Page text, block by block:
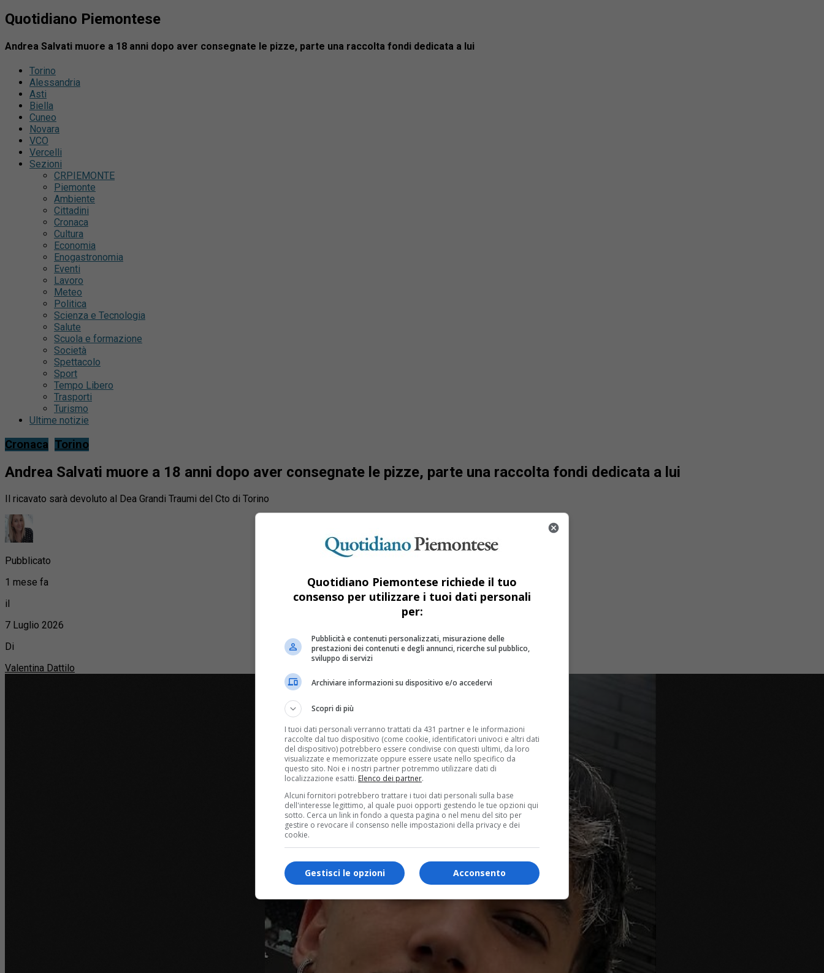
Quotidiano Piemontese
Andrea Salvati muore a 18 anni dopo aver consegnate le pizze, parte una raccolta fondi dedicata a lui
Torino
Alessandria
Asti
Biella
Cuneo
Novara
VCO
Vercelli
Sezioni
CRPIEMONTE
Piemonte
Ambiente
Cittadini
Cronaca
Cultura
Economia
Enogastronomia
Eventi
Lavoro
Meteo
Politica
Scienza e Tecnologia
Salute
Scuola e formazione
Società
Spettacolo
Sport
Tempo Libero
Trasporti
Turismo
Ultime notizie
Cronaca Torino
Andrea Salvati muore a 18 anni dopo aver consegnate le pizze, parte una raccolta fondi dedicata a lui
Il ricavato sarà devoluto al Dea Grandi Traumi del Cto di Torino
Pubblicato
1 mese fa
il
7 Luglio 2026
Di
Valentina Dattilo
Quotidiano Piemontese richiede il tuo
consenso per utilizzare i tuoi dati personali
per:
Pubblicità e contenuti personalizzati, misurazione delle
prestazioni dei contenuti e degli annunci, ricerche sul pubblico,
sviluppo di servizi
Archiviare informazioni su dispositivo e/o accedervi
Scopri di più
I tuoi dati personali verranno trattati da 431 partner e le informazioni
raccolte dal tuo dispositivo (come cookie, identificatori univoci e altri dati
del dispositivo) potrebbero essere condivise con questi ultimi, da loro
visualizzate e memorizzate oppure essere usate nello specifico da
questo sito. Noi e i nostri partner potremmo utilizzare dati di
localizzazione esatti. Elenco dei partner.
Alcuni fornitori potrebbero trattare i tuoi dati personali sulla base
dell'interesse legittimo, al quale puoi opporti gestendo le tue opzioni qui
sotto. Cerca un link in fondo a questa pagina o nel menu del sito per
gestire o revocare il consenso nelle impostazioni della privacy e dei
cookie.
Acconsento
Gestisci le opzioni